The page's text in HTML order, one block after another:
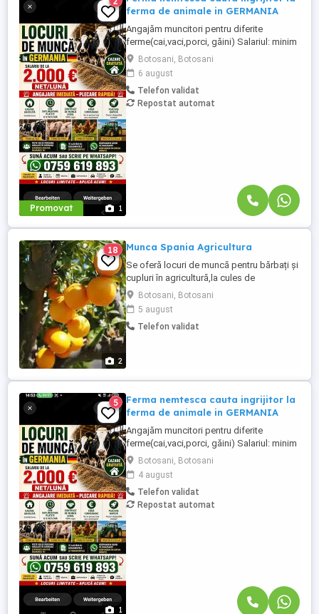
Promovat 1
ferma de animale in GERMANIA
Angajăm muncitori pentru diferite
ferme(cai,vaci,porci, găini) Salariul: minim
1800 net( poate crește în funcție de
experiența) Cazare și utilități gratuite!
Căutam persoane serioase și motivate
pentru munca in ferme din Germania!
Diverse activități: îngrijire cai, muncă în
Botosani, Botosani
6 august
Telefon validat
Repostat automat
2
18 Munca Spania Agricultura
Se oferă locuri de muncă pentru bărbați și
cupluri în agricultură,la cules de
mandarine și portocale.. Detalii la telefon
sau WhatsApp Șase 2 patru 2 noua unu
noua nouă 4
Botosani, Botosani
5 august
Telefon validat
1
5
Ferma nemtesca cauta ingrijitor la
ferma de animale in GERMANIA
Angajăm muncitori pentru diferite
ferme(cai,vaci,porci, găini) Salariul: minim
1800 net( poate crește în funcție de
experiența) Cazare și utilități gratuite!
Căutam persoane serioase și motivate
pentru munca in ferme din Germania!
Diverse activități: îngrijire cai, muncă în
Botosani, Botosani
4 august
Telefon validat
Repostat automat